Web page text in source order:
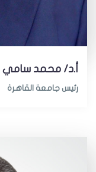
أ.د/ محمد سامي
رئيس جامعة القاهرة